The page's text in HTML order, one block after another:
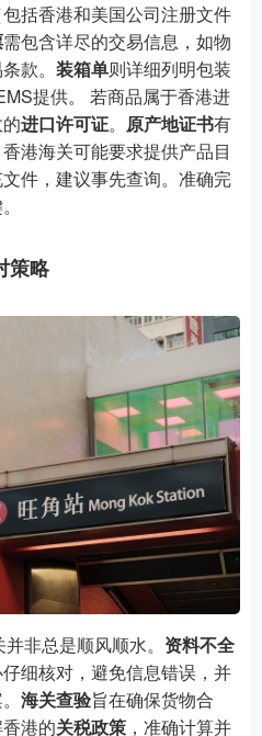
包括香港和美国公司注册文件
需包含详尽的交易信息，如物
款。 装箱单则详细列明包装
提供。 若商品属于香港进
进口许可证。 原产地证书有
港海关可能要求提供产品目
件，建议事先查询。准确完
策略
非总是顺风顺水。 资料不全
细核对，避免信息错误，并
海关查验旨在确保货物合
港的关税政策 ，准确计算并